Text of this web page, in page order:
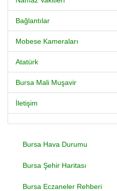
Bağlantılar
Mobese Kameraları
Atatürk
Bursa Mali Muşavir
İletişim
Bursa Hava Durumu
Bursa Şehir Haritası
Bursa Eczaneler Rehberi